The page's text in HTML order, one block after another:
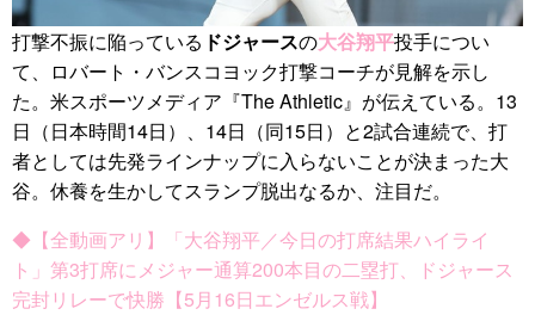
打撃不振に陥っている ドジャースの大谷翔平投手につい
て、ロバート・バンスコヨック打撃コーチが見解を示し
た。米スポーツメディア『The Athletic』が伝えている。13
日（日本時間14日）、14日（同15日）と2試合連続で、打
者としては先発ラインナップに入らないことが決まった大
谷。休養を生かしてスランプ脱出なるか、注目だ。
◆【全動画アリ】「大谷翔平／今日の打席結果ハイライ
ト」第3打席にメジャー通算200本目の二塁打、ドジャース
完封リレーで快勝【5月16日エンゼルス戦】